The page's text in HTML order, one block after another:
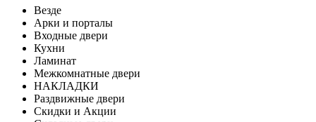
Везде
Арки и порталы
Входные двери
Кухни
Ламинат
Межкомнатные двери
НАКЛАДКИ
Раздвижные двери
Скидки и Акции